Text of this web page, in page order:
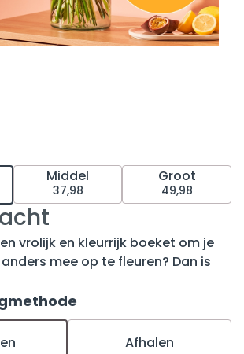
vrolijk en kleurrijk boeket om je
mee op te fleuren? Dan is
een absolute aanrader.
bevat de mooiste
waaronder de opvallende
is het perfecte cadeau voor elke
Middel
37,98
Groot
49,98
Afhalen